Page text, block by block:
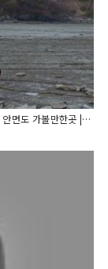
[태안 가볼만한곳] 힐링여행으로 좋은 태안 추천 여행지6 | 안면도 가볼만한곳 | 태안여행 | 안면도여행